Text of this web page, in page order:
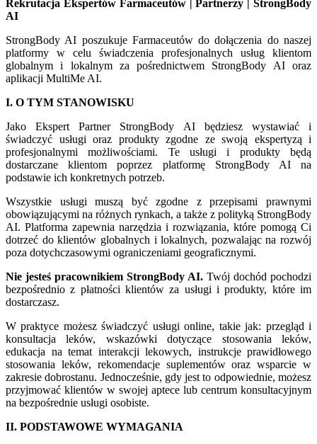
Rekrutacja Ekspertów Farmaceutów | Partnerzy | StrongBody
AI
StrongBody AI poszukuje Farmaceutów do dołączenia do naszej
platformy w celu świadczenia profesjonalnych usług klientom
globalnym i lokalnym za pośrednictwem StrongBody AI oraz
aplikacji MultiMe AI.
I. O TYM STANOWISKU
Jako Ekspert Partner StrongBody AI będziesz wystawiać i
świadczyć usługi oraz produkty zgodne ze swoją ekspertyzą i
profesjonalnymi możliwościami. Te usługi i produkty będą
dostarczane klientom poprzez platformę StrongBody AI na
podstawie ich konkretnych potrzeb.
Wszystkie usługi muszą być zgodne z przepisami prawnymi
obowiązującymi na różnych rynkach, a także z polityką StrongBody
AI. Platforma zapewnia narzędzia i rozwiązania, które pomogą Ci
dotrzeć do klientów globalnych i lokalnych, pozwalając na rozwój
poza dotychczasowymi ograniczeniami geograficznymi.
Nie jesteś pracownikiem StrongBody AI. Twój dochód pochodzi
bezpośrednio z płatności klientów za usługi i produkty, które im
dostarczasz.
W praktyce możesz świadczyć usługi online, takie jak: przegląd i
konsultacja leków, wskazówki dotyczące stosowania leków,
edukacja na temat interakcji lekowych, instrukcje prawidłowego
stosowania leków, rekomendacje suplementów oraz wsparcie w
zakresie dobrostanu. Jednocześnie, gdy jest to odpowiednie, możesz
przyjmować klientów w swojej aptece lub centrum konsultacyjnym
na bezpośrednie usługi osobiste.
II. PODSTAWOWE WYMAGANIA